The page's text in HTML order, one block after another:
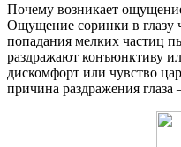
Почему возникает
Ощущение соринки в глазу
попадания мелких частиц
раздражают конъюнктиву
дискомфорт или чувство
причина раздражения глаза